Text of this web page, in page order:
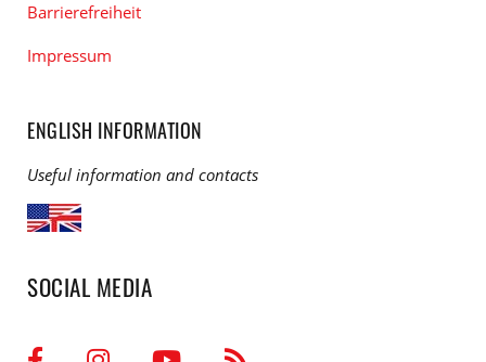
Barrierefreiheit
Impressum
ENGLISH INFORMATION
Useful information and contacts
SOCIAL MEDIA